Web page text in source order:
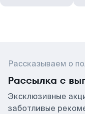
Рассказываем о
Рассылка с
Эксклюзивные
заботливые